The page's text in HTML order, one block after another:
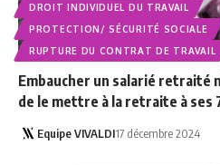
DROIT INDIVIDUEL DU TRAVAIL
PROTECTION/ SÉCURITÉ SOCIALE
RUPTURE DU CONTRAT DE TRAVAIL
Embaucher un salarié retraité
de le mettre à la retraite à ses
Equipe VIVALDI17 décembre 2024